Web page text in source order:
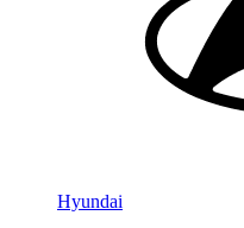
Hyundai